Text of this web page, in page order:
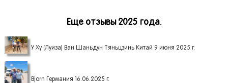
Еще отзывы 2025 года.
У Ху (Луиза) Ван Шаньдун Тяньцзинь Китай 9 июня 2025 г.
Bjorn Германия 16.06.2025 г.